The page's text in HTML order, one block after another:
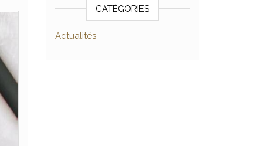
CATÉGORIES
Actualités